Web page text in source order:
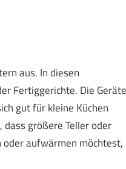
aus. In diesen
Fertiggerichte. Die Geräte
gut für kleine Küchen
dass größere Teller oder
aufwärmen möchtest,